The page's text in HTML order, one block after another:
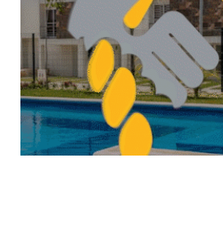
Espera Vinte cerrar 2022 con crecimiento de
6% en ingresos